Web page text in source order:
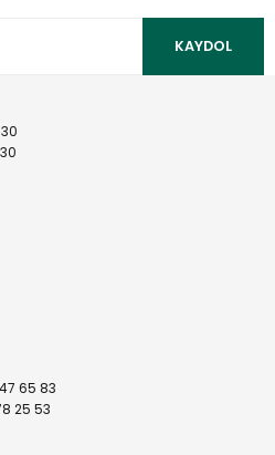
bilgiler bulunuyor.
olmalı.
KAYDOL
65 83
25 53